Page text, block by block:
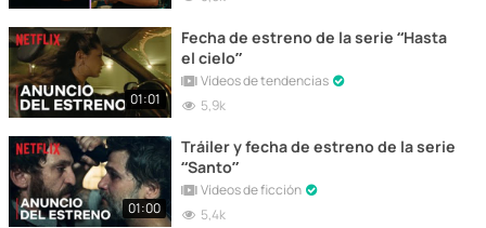
01:01
Fecha de estreno de la serie “Hasta
el cielo”
Vídeos de tendencias
5,9k
01:00
Tráiler y fecha de estreno de la serie
“Santo”
Vídeos de ficción
5,4k